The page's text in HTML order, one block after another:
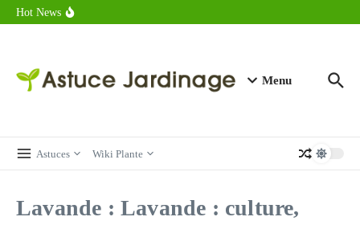
Aller au contenu
Hot News
Combien de calories dans un croque monsieur en 2025 ?
Menu
Astuces Wiki Plante
Lavande : Lavande : culture,